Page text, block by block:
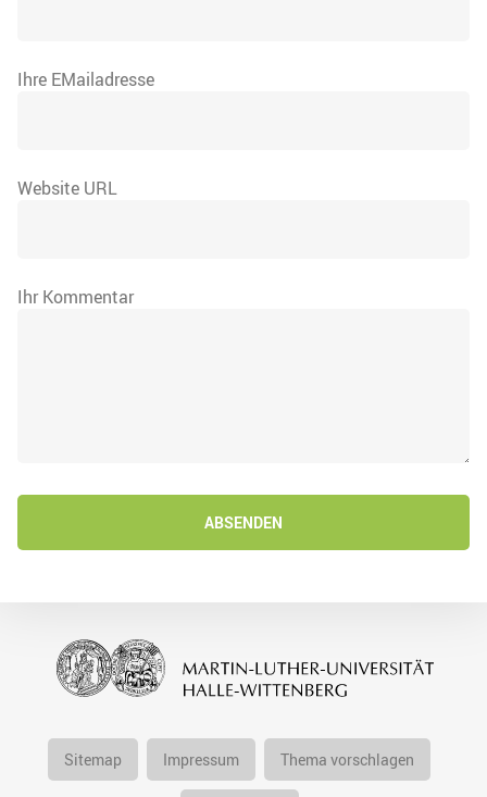
Ihre EMailadresse
Website URL
Ihr Kommentar
ABSENDEN
Sitemap Impressum Thema vorschlagen